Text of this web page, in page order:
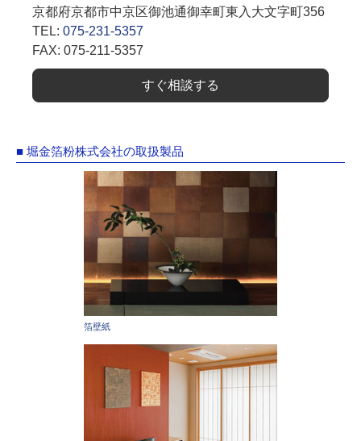
京都府京都市中京区御池通御幸町東入大文字町356
TEL: 075-231-5357
FAX: 075-211-5357
すぐ相談する
■ 堀金箔粉株式会社の取扱製品
箔壁紙